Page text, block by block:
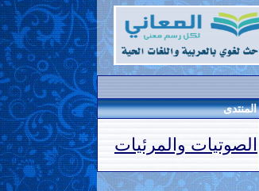
المنتدى
الصوتيات والمرئيات